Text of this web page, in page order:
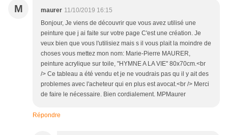
M maurer 11/10/2019 16:15
Bonjour, Je viens de découvrir que vous avez utilisé une
peinture que j ai faite sur votre page C'est une création. Je
veux bien que vous l'utilisiez mais s il vous plait la moindre de
choses vous mettez mon nom: Marie-Pierre MAURER,
peinture acrylique sur toile, "HYMNE A LA VIE" 80x70cm.<br
/> Ce tableau a été vendu et je ne voudrais pas qu il y ait des
problemes avec l'acheteur qui en plus est avocat.<br /> Merci
de faire le nécessaire. Bien cordialement. MPMaurer
Répondre